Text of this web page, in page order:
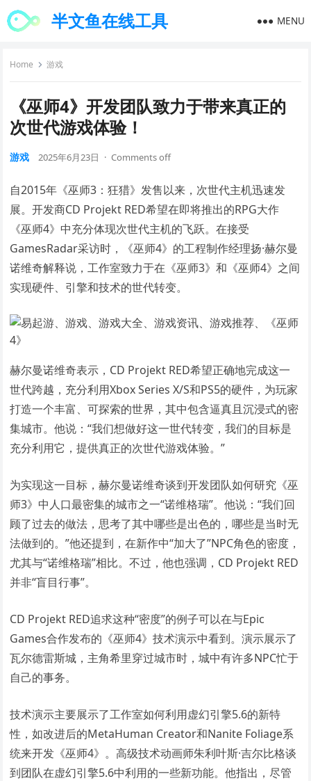
半文鱼在线工具 MENU
Home 游戏
《巫师4》开发团队致力于带来真正的
次世代游戏体验！
游戏 2025年6月23日 · Comments off
自2015年《巫师3：狂猎》发售以来，次世代主机迅速发
展。开发商CD Projekt RED希望在即将推出的RPG大作
《巫师4》中充分体现次世代主机的飞跃。在接受
GamesRadar采访时，《巫师4》的工程制作经理扬·赫尔曼
诺维奇解释说，工作室致力于在《巫师3》和《巫师4》之间
实现硬件、引擎和技术的世代转变。
赫尔曼诺维奇表示，CD Projekt RED希望正确地完成这一
世代跨越，充分利用Xbox Series X/S和PS5的硬件，为玩家
打造一个丰富、可探索的世界，其中包含逼真且沉浸式的密
集城市。他说：“我们想做好这一世代转变，我们的目标是
充分利用它，提供真正的次世代游戏体验。”
为实现这一目标，赫尔曼诺维奇谈到开发团队如何研究《巫
师3》中人口最密集的城市之一“诺维格瑞”。他说：“我们回
顾了过去的做法，思考了其中哪些是出色的，哪些是当时无
法做到的。”他还提到，在新作中“加大了”NPC角色的密度，
尤其与“诺维格瑞”相比。不过，他也强调，CD Projekt RED
并非“盲目行事”。
CD Projekt RED追求这种“密度”的例子可以在与Epic
Games合作发布的《巫师4》技术演示中看到。演示展示了
瓦尔德雷斯城，主角希里穿过城市时，城中有许多NPC忙于
自己的事务。
技术演示主要展示了工作室如何利用虚幻引擎5.6的新特
性，如改进后的MetaHuman Creator和Nanite Foliage系
统来开发《巫师4》。高级技术动画师朱利叶斯·吉尔比格谈
到团队在虚幻引擎5.6中利用的一些新功能。他指出，尽管